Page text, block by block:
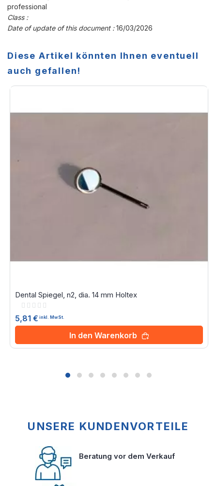
professional
Class :
Date of update of this document :16/03/2026
Diese Artikel könnten Ihnen eventuell
auch gefallen!
Dental Spiegel, n2, dia. 14 mm Holtex
Rating:
5,81 € inkl. MwSt.
In den Warenkorb
UNSERE KUNDENVORTEILE
Beratung vor dem Verkauf